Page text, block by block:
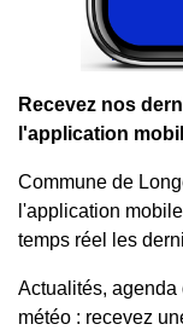
Recevez nos
l'application
Commune de
l'application
temps réel les
Actualités, agenda
météo : recevez